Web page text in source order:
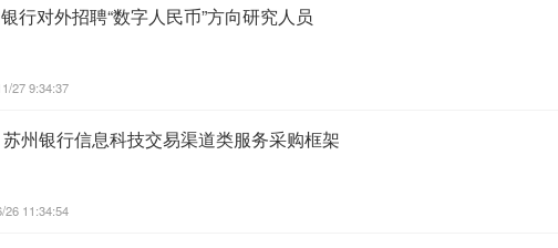
银行对外招聘“数字人民币”方向研究人员
27 9:34:37
州银行信息科技交易渠道类服务采购框架
26 11:34:54